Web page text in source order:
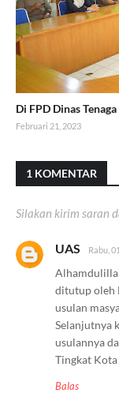
Di FPD Dinas
Februari 21, 2023
1 KOMENTAR
Silakan kirim saran
UAS Rabu,
ditutup oleh
usulan
Selanjutnya
usulannya
Tingkat
Balas